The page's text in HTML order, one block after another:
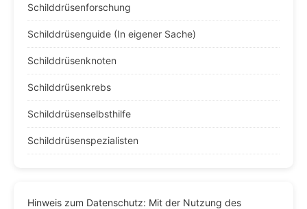
Schilddrüsenforschung
Schilddrüsenguide (In eigener Sache)
Schilddrüsenknoten
Schilddrüsenkrebs
Schilddrüsenselbsthilfe
Schilddrüsenspezialisten
Hinweis zum Datenschutz: Mit der Nutzung des